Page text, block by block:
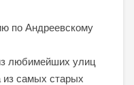
по Андреевскому
любимейших улиц
из самых старых